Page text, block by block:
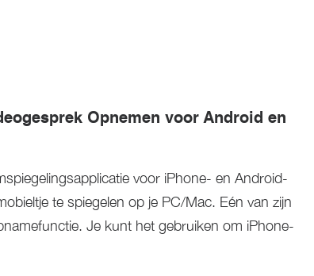
Opnemen voor Android en
voor iPhone- en Android-
te spiegelen op je PC/Mac. Eén van zijn
Je kunt het gebruiken om iPhone-